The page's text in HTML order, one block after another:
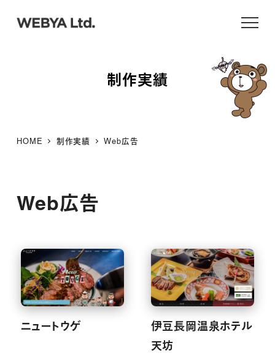
制作実績
HOME 制作実績 Web広告
Web広告
ニュートウゲ
伊豆長岡温泉ホテル
天坊